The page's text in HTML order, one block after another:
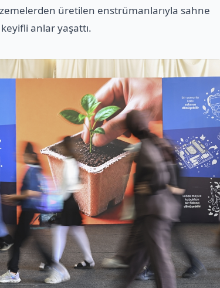
üretilen enstrümanlarıyla sahne
anlar yaşattı.